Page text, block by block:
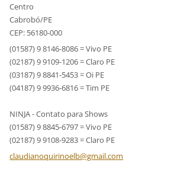
Centro
Cabrobó/PE
CEP: 56180-000
(01587) 9 8146-8086 = Vivo PE
(02187) 9 9109-1206 = Claro PE
(03187) 9 8841-5453 = Oi PE
(04187) 9 9936-6816 = Tim PE
NINJA - Contato para Shows
(01587) 9 8845-6797 = Vivo PE
(02187) 9 9108-9283 = Claro PE
claudianoquirinoelb@gmail.com